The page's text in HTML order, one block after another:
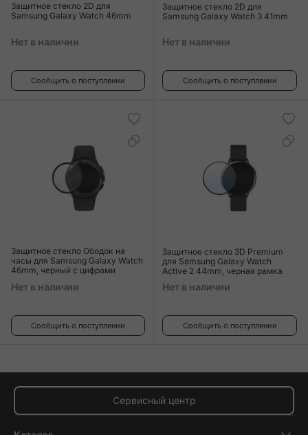
Защитное стекло 2D для
Samsung Galaxy Watch 46mm
Нет в наличии
Сообщить о поступлении
Защитное стекло 2D для
Samsung Galaxy Watch 3 41mm
Нет в наличии
Сообщить о поступлении
Защитное стекло Ободок на
часы для Samsung Galaxy Watch
46mm, черный с цифрами
Нет в наличии
Сообщить о поступлении
Защитное стекло 3D Premium
для Samsung Galaxy Watch
Active 2 44mm, черная рамка
Нет в наличии
Сообщить о поступлении
Сервисный центр